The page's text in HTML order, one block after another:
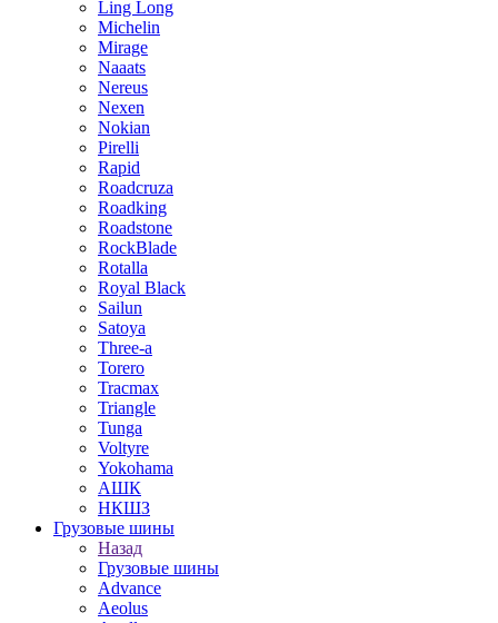
Ling Long
Michelin
Mirage
Naaats
Nereus
Nexen
Nokian
Pirelli
Rapid
Roadcruza
Roadking
Roadstone
RockBlade
Rotalla
Royal Black
Sailun
Satoya
Three-a
Torero
Tracmax
Triangle
Tunga
Voltyre
Yokohama
АШК
НКШЗ
Грузовые шины
Назад
Грузовые шины
Advance
Aeolus